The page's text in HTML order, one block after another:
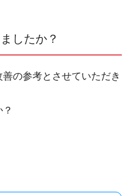
したか？
の参考とさせていただき